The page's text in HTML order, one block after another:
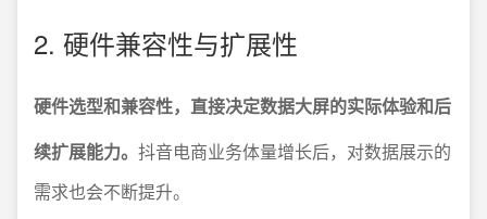
2. 硬件兼容性与扩展性
硬件选型和兼容性，直接决定数据大屏的实际体验和后
续扩展能力。 抖音电商业务体量增长后，对数据展示的
需求也会不断提升。